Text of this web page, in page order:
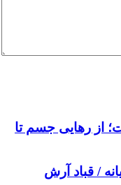
از رهایی جسم تا
/ قباد آرش